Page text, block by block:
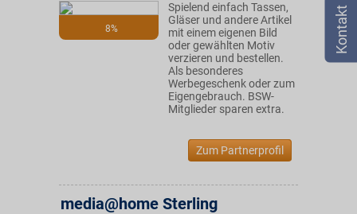
☎ 0800 - 279 25 82
8%
Spielend einfach Tassen,
Gläser und andere Artikel
mit einem eigenen Bild
oder gewählten Motiv
verzieren und bestellen.
Als besonderes
Werbegeschenk oder zum
Eigengebrauch. BSW-
Mitglieder sparen extra.
Zum Partnerprofil
media@home Sterling